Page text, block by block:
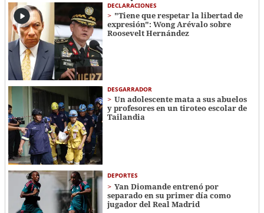
DECLARACIONES
"Tiene que respetar la libertad de
expresión": Wong Arévalo sobre
Roosevelt Hernández
DESGARRADOR
Un adolescente mata a sus abuelos
y profesores en un tiroteo escolar de
Tailandia
DEPORTES
Yan Diomande entrenó por
separado en su primer día como
jugador del Real Madrid